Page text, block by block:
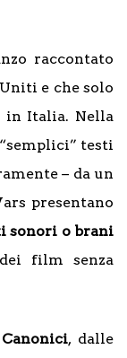
raccontato
e che solo
in Italia. Nella
testi
– da un
presentano
sonori o brani
film senza
, dalle